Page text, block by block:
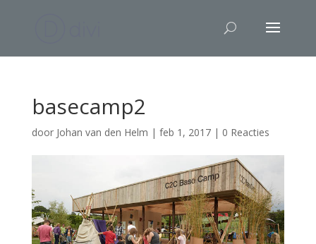
basecamp2
door Johan van den Helm | feb 1, 2017| 0 Reacties